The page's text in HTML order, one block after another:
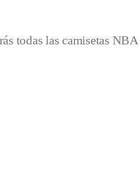
todas las camisetas NBA